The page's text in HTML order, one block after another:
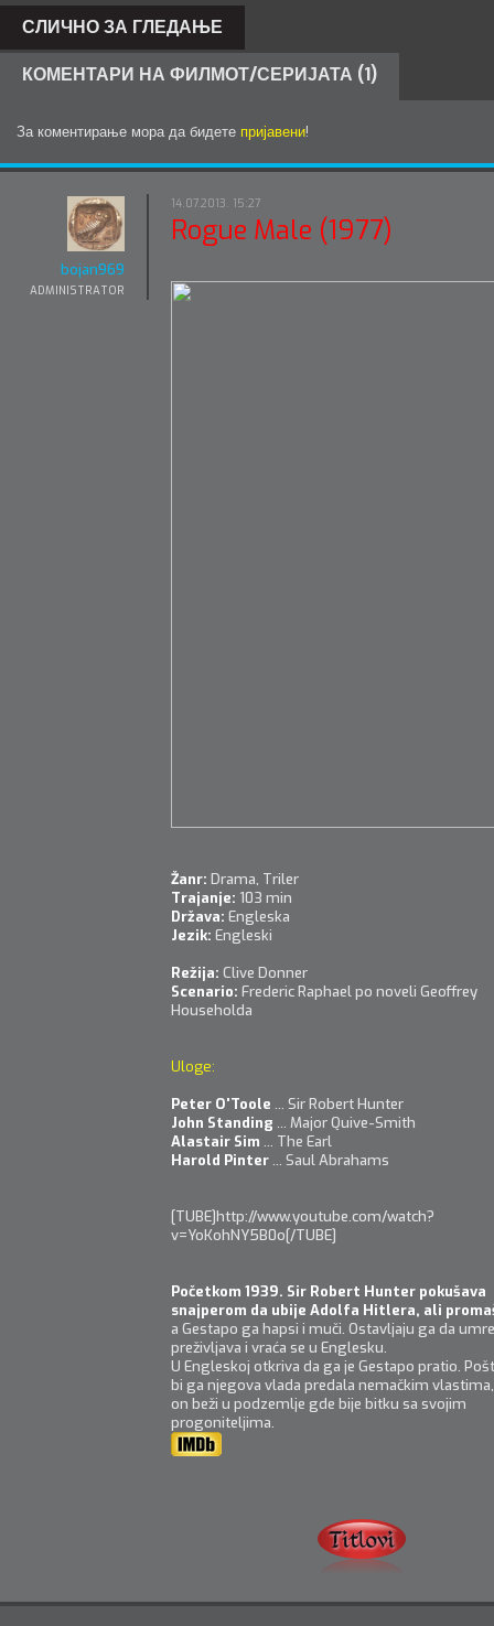
СЛИЧНО ЗА ГЛЕДАЊЕ
КОМЕНТАРИ НА ФИЛМОТ/СЕРИЈАТА (1)
За коментирање мора да бидете пријавени!
bojan969
ADMINISTRATOR
14.07.2013. 15:27
Rogue Male (1977)
Žanr: Drama, Triler
Trajanje: 103 min
Država: Engleska
Jezik: Engleski
Režija: Clive Donner
Scenario: Frederic Raphael po noveli Geoffrey
Householda
Uloge:
Peter O'Toole ... Sir Robert Hunter
John Standing ... Major Quive-Smith
Alastair Sim ... The Earl
Harold Pinter... Saul Abrahams
[TUBE]http://www.youtube.com/watch?
v=YoKohNY5B0o[/TUBE]
Početkom 1939. Sir Robert Hunter pokušava
snajperom da ubije Adolfa Hitlera, ali
a Gestapo ga hapsi i muči. Ostavljaju ga da
preživljava i vraća se u Englesku.
U Engleskoj otkriva da ga je Gestapo pratio.
bi ga njegova vlada predala nemačkim vlastima,
on beži u podzemlje gde bije bitku sa svojim
progoniteljima.